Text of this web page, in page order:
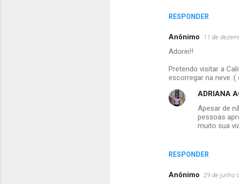
RESPONDER
Anônimo 11 de
Adorei!!
Pretendo visitar a
escorregar na neve
RESPONDER
ADRIANA
Apesar de
pessoas
muito sua
Anônimo 29 de junho